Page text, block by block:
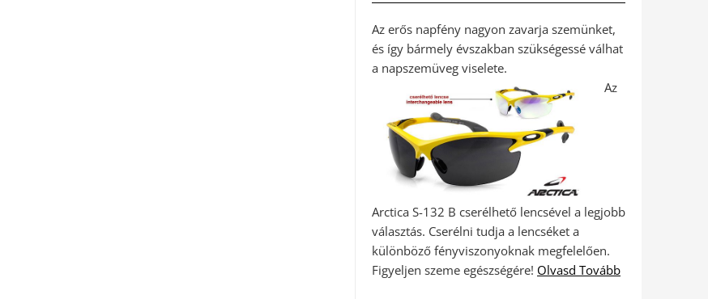
Az erős napfény nagyon zavarja szemünket,
és így bármely évszakban szükségessé válhat
a napszemüveg viselete.
Az
Arctica S-132 B cserélhető lencsével a legjobb
választás. Cserélni tudja a lencséket a
különböző fényviszonyoknak megfelelően.
Figyeljen szeme egészségére! Olvasd Tovább